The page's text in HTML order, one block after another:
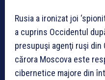
Rusia a ironizat joi
a cuprins Occidentul
presupuşi agenţi ruşi din
cărora Moscova este
cibernetice majore din